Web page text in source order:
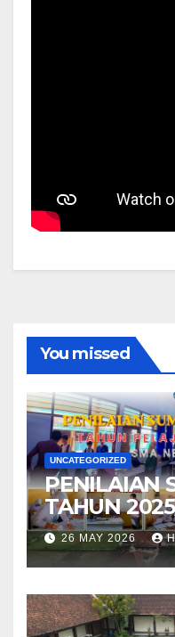
You missed
UNCATEGORIZED
PENILAIAN
TAHUN
26 MAY 2026